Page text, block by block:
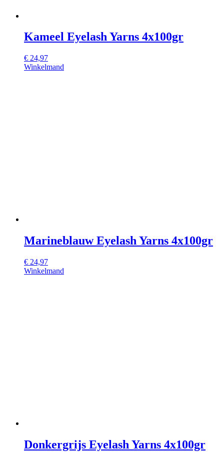
Kameel Eyelash Yarns 4x100gr
€ 24,97
Winkelmand
Marineblauw Eyelash Yarns 4x100gr
€ 24,97
Winkelmand
Donkergrijs Eyelash Yarns 4x100gr